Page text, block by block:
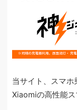
当サイト、スマ
Xiaomiの高性能